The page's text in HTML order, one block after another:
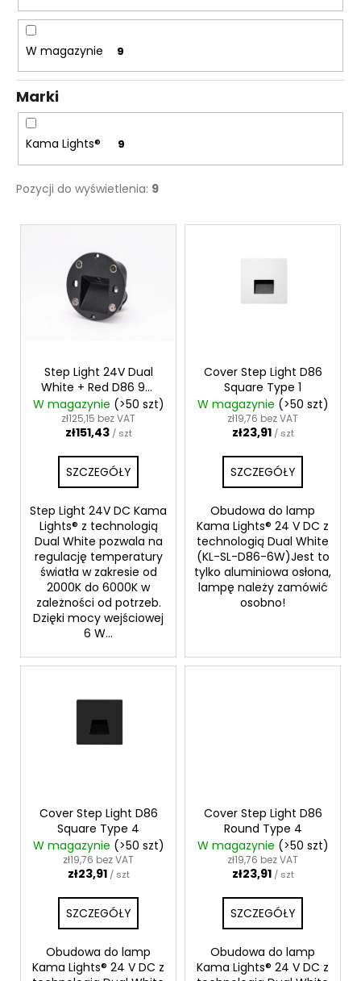
p
o
d
u
k
w
W magazynie 9
Marki
Kama Lights® 9
Pozycji do wyświetlenia: 9
L
w
Step Light 24V Dual
White + Red D86 9W
IP65
W magazynie (>50 szt)
zł125,15 bez VAT
zł151,43 / szt
SZCZEGÓŁY
Step Light 24V DC Kama
Lights® z technologią
Dual White pozwala na
regulację temperatury
światła w zakresie od
2000K do 6000K w
zależności od potrzeb.
Dzięki mocy wejściowej
6 W...
Cover Step Light D86
Square Type 1
W magazynie (>50 szt)
zł19,76 bez VAT
zł23,91 / szt
SZCZEGÓŁY
Obudowa do lamp
Kama Lights® 24 V DC z
technologią Dual White
(KL-SL-D86-6W)Jest to
tylko aluminiowa osłona,
lampę należy zamówić
osobno!
Cover Step Light D86
Square Type 4
W magazynie (>50 szt)
zł19,76 bez VAT
zł23,91 / szt
SZCZEGÓŁY
Obudowa do lamp
Kama Lights® 24 V DC z
Cover Step Light D86
Round Type 4
W magazynie (>50 szt)
zł19,76 bez VAT
zł23,91 / szt
SZCZEGÓŁY
Obudowa do lamp
Kama Lights® 24 V DC z